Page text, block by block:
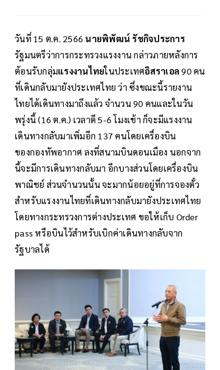
วันที่ 15 ต.ค. 2566 นายพิพัฒน์ รัชกิจประการ
รัฐมนตรีว่าการกระทรวงแรงงาน กล่าวภายหลังการ
ต้อนรับกลุ่มแรงงานไทยในประเทศอิสราเอล 90 คน
ที่เดินกลับมายังประเทศไทย ว่า ซึ่งขณะนี้รายงาน
ไทยได้เดินทางมาถึงแล้ว จำนวน 90 คนและในวัน
พรุ่งนี้ (16 ต.ค.) เวลาตี 5-6 โมงเช้า ก็จะมีแรงงาน
เดินทางกลับมาเพิ่มอีก 137 คนโดยเครื่องบิน
ของกองทัพอากาศ ลงที่สนามบินดอนเมือง นอกจาก
นี้จะมีการเดินทางกลับมา อีกบางส่วนโดยเครื่องบิน
พาณิชย์ ส่วนจำนวนนั้น จะมากน้อยอยู่ที่การจองตั๋ว
สำหรับแรงงานไทยที่เดินทางกลับมายังประเทศไทย
โดยทางกระทรวงการต่างประเทศ ขอให้เก็บ Order
pass หรือบินไว้สำหรับเบิกค่าเดินทางกลับจาก
รัฐบาลได้